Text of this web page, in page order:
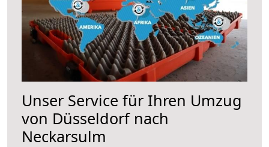
Unser Service für Ihren Umzug
von Düsseldorf nach
Neckarsulm